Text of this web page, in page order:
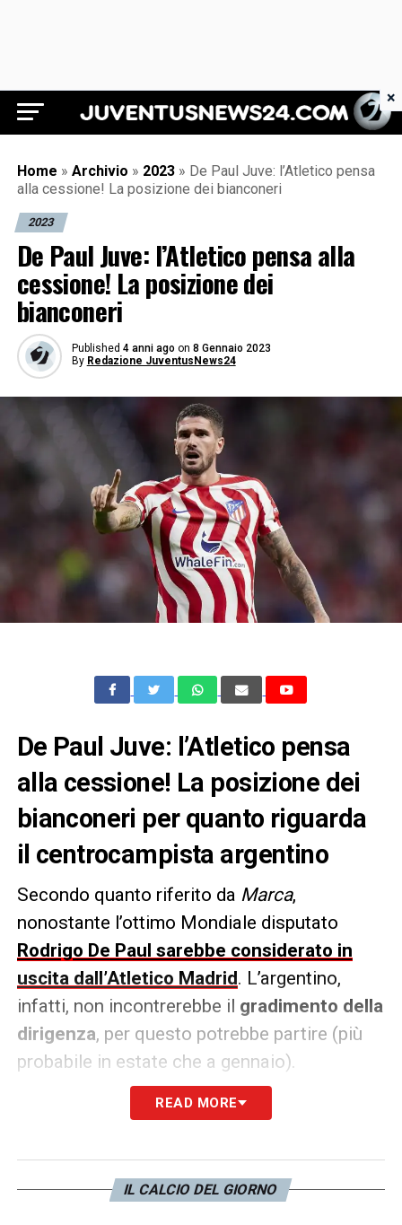
Juventus News 24
Home » Archivio » 2023 » De Paul Juve: l’Atletico pensa
alla cessione! La posizione dei bianconeri
2023
De Paul Juve: l’Atletico pensa alla
cessione! La posizione dei
bianconeri
Published 4 anni ago on 8 Gennaio 2023
By Redazione JuventusNews24
De Paul Juve: l’Atletico pensa
alla cessione! La posizione dei
bianconeri per quanto riguarda
il centrocampista argentino
Secondo quanto riferito da Marca,
nonostante l’ottimo Mondiale disputato
Rodrigo De Paul sarebbe considerato in
uscita dall’Atletico Madrid. L’argentino,
infatti, non incontrerebbe il gradimento della
dirigenza, per questo potrebbe partire (più
probabile in estate che a gennaio).
è sulle sue tracce, così come il
però, servono36 milioni di euro.
READ MORE
IL CALCIO DEL GIORNO
×